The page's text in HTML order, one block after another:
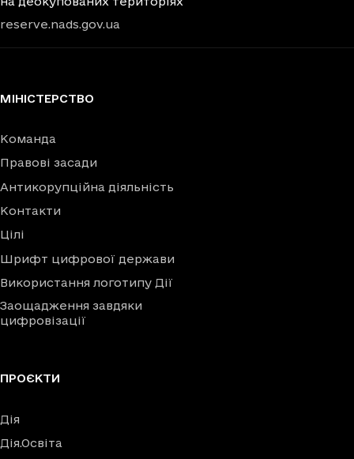
reserve.nads.gov.ua
МІНІСТЕРСТВО
Команда
Правові засади
Антикорупційна діяльність
Контакти
Цілі
Шрифт цифрової держави
Використання логотипу Дії
Заощадження завдяки
цифровізації
ПРОЄКТИ
Дія
Дія.Освіта